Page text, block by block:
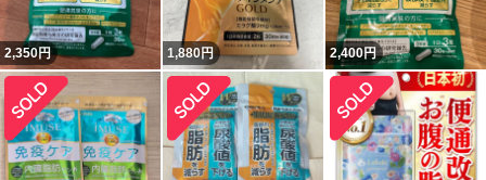
2,350円 1,880円 2,400円